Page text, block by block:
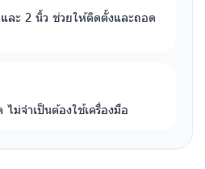
ละ 2 นิ้ว ช่วยให้ติดตั้งและถอด
ม่จำเป็นต้องใช้เครื่องมือ